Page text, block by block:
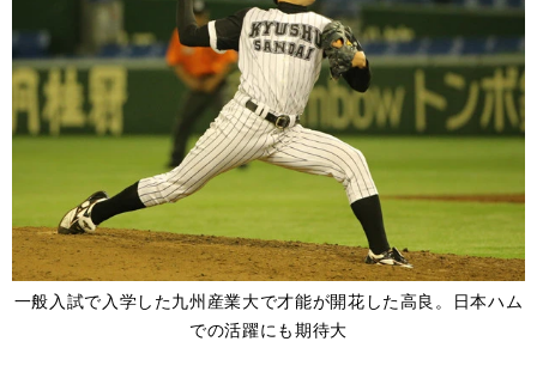
一般入試で入学した九州産業大で才能が開花した高良。日本ハム
での活躍にも期待大